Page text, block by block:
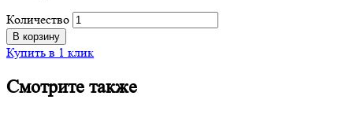
Количество
В корзину
Купить в 1 клик
Смотрите также